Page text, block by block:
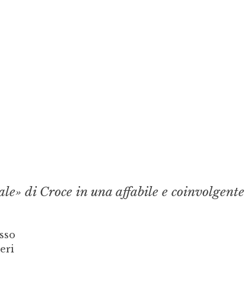
di Croce in una affabile e coinvolgente